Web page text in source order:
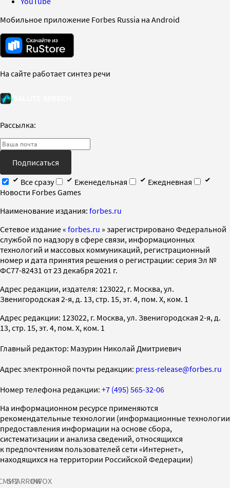
Мобильное приложение Forbes Russia на Android
На сайте работает синтез речи
Рассылка:
Подписаться
Все сразу
Еженедельная
Ежедневная
Новости Forbes Games
Наименование издания: forbes.ru
Cетевое издание « forbes.ru » зарегистрировано Федеральной
службой по надзору в сфере связи, информационных
технологий и массовых коммуникаций, регистрационный
номер и дата принятия решения о регистрации: серия Эл №
ФС77-82431 от 23 декабря 2021 г.
Адрес редакции, издателя: 123022, г. Москва, ул.
Звенигородская 2-я, д. 13, стр. 15, эт. 4, пом. X, ком. 1
Адрес редакции: 123022, г. Москва, ул. Звенигородская 2-я, д.
13, стр. 15, эт. 4, пом. X, ком. 1
Главный редактор: Мазурин Николай Дмитриевич
Адрес электронной почты редакции: press-release@forbes.ru
Номер телефона редакции: +7 (495) 565-32-06
На информационном ресурсе применяются
рекомендательные технологии (информационные технологии
предоставления информации на основе сбора,
систематизации и анализа сведений, относящихся
к предпочтениям пользователей сети «Интернет»,
находящихся на территории Российской Федерации)
SPARROWINFOX